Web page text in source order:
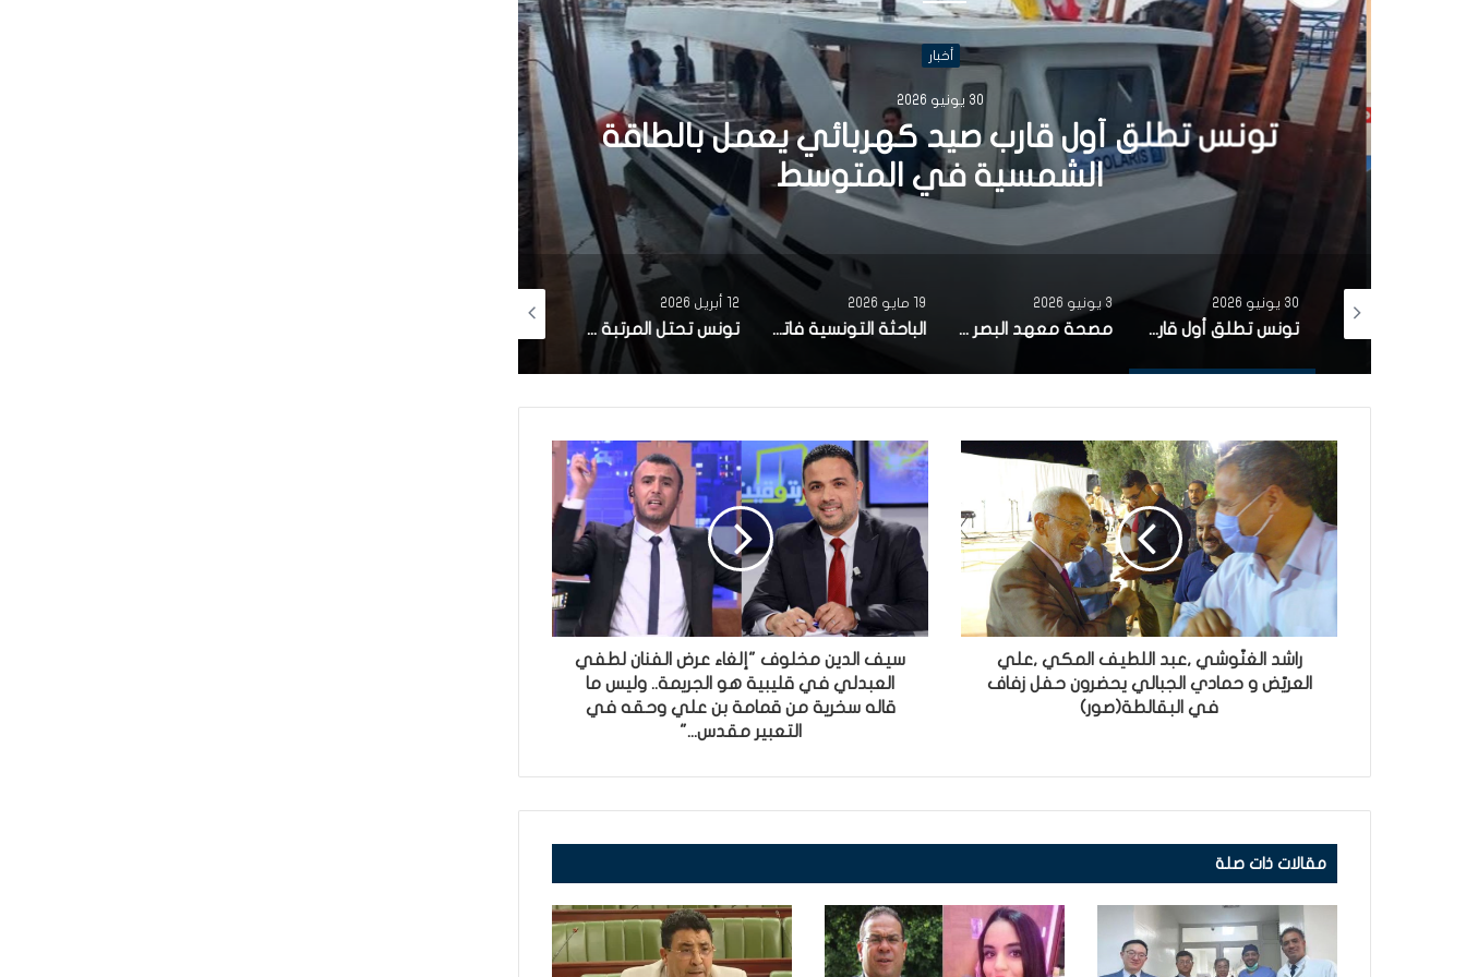
أخبار
30 يونيو 2026
تونس تطلق أول قارب صيد كهربائي يعمل بالطاقة
الشمسية في المتوسط
30 يونيو 2026
تونس تطلق أول قارب صيد كهربائي يعمل بالطاقة الشمسية في المتوسط
3 يونيو 2026
مصحة معهد البصر والشبكية بالبحيرة 1 تقوم باجراء اكثر من 50 عملية جراحية لازالة الماء الابيض مجانا لفائدة عدد من اهالي قفصة
19 مايو 2026
الباحثة التونسية فاتن المولدي تنجح في الحصول على براءة اختراع في الولايات المتحدة الأمريكية، وذلك بعد ابتكارها محركاً هجيناً ثورياً
12 أبريل 2026
تونس تحتل المرتبة الاولى افريقيا من حيث عدد النساء المطورات للبرمجيات
راشد الغنّوشي ,عبد اللطيف المكي ,علي
العريّض و حمادي الجبالي يحضرون حفل زفاف
في البقالطة(صور)
سيف الدين مخلوف "إلغاء عرض الفنان لطفي
العبدلي في قليبية هو الجريمة.. وليس ما
قاله سخرية من قمامة بن علي وحقه في
التعبير مقدس..."
مقالات ذات صلة